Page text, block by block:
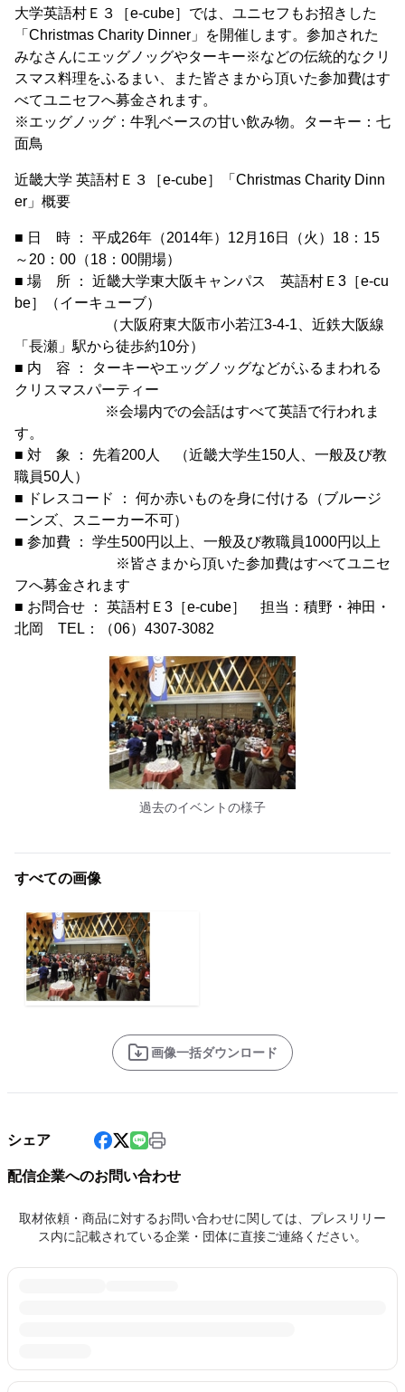
大学英語村Ｅ３［e-cube］では、ユニセフもお招きした
「Christmas Charity Dinner」を開催します。参加された
みなさんにエッグノッグやターキー※などの伝統的なクリ
スマス料理をふるまい、また皆さまから頂いた参加費はす
べてユニセフへ募金されます。
※エッグノッグ：牛乳ベースの甘い飲み物。ターキー：七
面鳥
近畿大学 英語村Ｅ３［e-cube］「Christmas Charity Dinn
er」概要
■ 日 時 ： 平成26年（2014年）12月16日（火）18：15
～20：00（18：00開場）
■ 場 所 ： 近畿大学東大阪キャンパス 英語村Ｅ3［e-cu
be］（イーキューブ）
（大阪府東大阪市小若江3-4-1、近鉄大阪線
「長瀬」駅から徒歩約10分）
■ 内 容 ： ターキーやエッグノッグなどがふるまわれる
クリスマスパーティー
※会場内での会話はすべて英語で行われま
す。
■ 対 象 ： 先着200人 （近畿大学生150人、一般及び教
職員50人）
■ ドレスコード ： 何か赤いものを身に付ける（ブルージ
ーンズ、スニーカー不可）
■ 参加費 ： 学生500円以上、一般及び教職員1000円以上
※皆さまから頂いた参加費はすべてユニセ
フへ募金されます
■ お問合せ ： 英語村Ｅ3［e-cube］ 担当：積野・神田・
北岡 TEL：（06）4307-3082
過去のイベントの様子
すべての画像
画像一括ダウンロード
シェア
配信企業へのお問い合わせ
取材依頼・商品に対するお問い合わせに関しては、プレスリリー
ス内に記載されている企業・団体に直接ご連絡ください。